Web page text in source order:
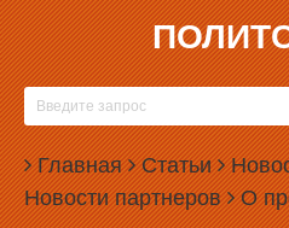
Главная Статьи
Новости партнеров О
31.01.2006, 15:00
НА ТРАССЕ «МИАСС-
ГЕРОИНА
Сотрудники управления ФСБ по
трассе Миасс-Челябинск 42 кг
общественных связей УФСБ по
находились в автомобиле...